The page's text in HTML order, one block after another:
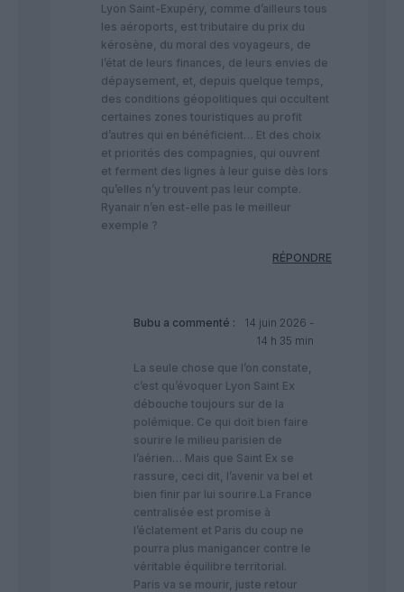
Lyon Saint-Exupéry, comme d’ailleurs tous
les aéroports, est tributaire du prix du
kérosène, du moral des voyageurs, de
l’état de leurs finances, de leurs envies de
dépaysement, et, depuis quelque temps,
des conditions géopolitiques qui occultent
certaines zones touristiques au profit
d’autres qui en bénéficient… Et des choix
et priorités des compagnies, qui ouvrent
et ferment des lignes à leur guise dès lors
qu’elles n’y trouvent pas leur compte.
Ryanair n’en est-elle pas le meilleur
exemple ?
RÉPONDRE
Bubu a commenté :
14 juin 2026 -
14 h 35 min
La seule chose que l’on constate,
c’est qu’évoquer Lyon Saint Ex
débouche toujours sur de la
polémique. Ce qui doit bien faire
sourire le milieu parisien de
l’aérien… Mais que Saint Ex se
rassure, ceci dit, l’avenir va bel et
bien finir par lui sourire.La France
centralisée est promise à
l’éclatement et Paris du coup ne
pourra plus manigancer contre le
véritable équilibre territorial.
Paris va se mourir, juste retour